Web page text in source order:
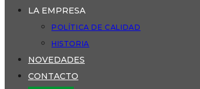
LA EMPRESA
POLÍTICA DE CALIDAD
HISTORIA
NOVEDADES
CONTACTO